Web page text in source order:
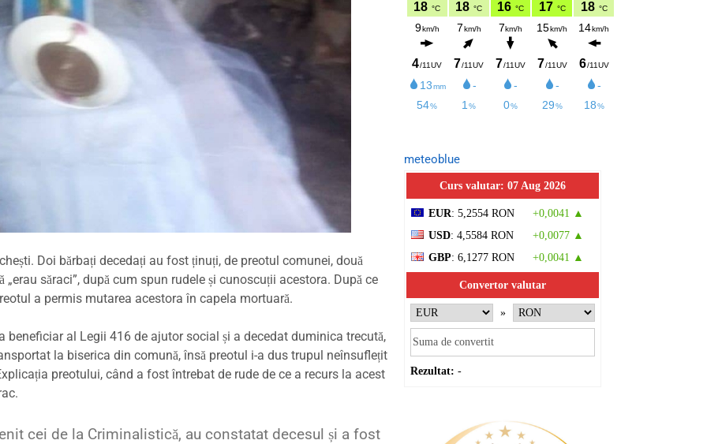
Doi bărbați decedați au fost ținuți, de preotul comunei, două
săraci”, după cum spun rudele și cunoscuții acestora. După ce
a permis mutarea acestora în capela mortuară.
beneficiar al Legii 416 de ajutor social și a decedat duminica trecută,
la biserica din comună, însă preotul i-a dus trupul neînsuflețit
preotului, când a fost întrebat de rude de ce a recurs la acest
cei de la Criminalistică, au constatat decesul și a fost
meteoblue
Curs valutar: 07 Aug 2026
EUR: 5,2554 RON
+0,0041 ▲
USD: 4,5584 RON
+0,0077 ▲
GBP: 6,1277 RON +0,0041 ▲
Convertor valutar
»
Rezultat: -